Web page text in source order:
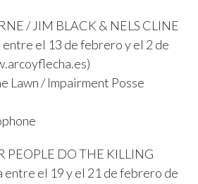
/ JIM BLACK & NELS CLINE
entre el 13 de febrero y el 2 de
Lawn / Impairment Posse
PEOPLE DO THE KILLING
entre el 19 y el 21 de febrero de